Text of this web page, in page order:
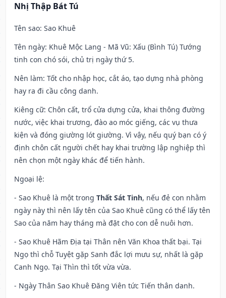
Nhị Thập Bát Tú
Tên sao: Sao Khuê
Tên ngày: Khuê Mộc Lang - Mã Vũ: Xấu (Bình Tú) Tướng
tinh con chó sói, chủ trị ngày thứ 5.
Nên làm: Tốt cho nhập học, cắt áo, tạo dựng nhà phòng
hay ra đi cầu công danh.
Kiêng cữ: Chôn cất, trổ cửa dựng cửa, khai thông đường
nước, việc khai trương, đào ao móc giếng, các vụ thưa
kiện và đóng giường lót giường. Vì vậy, nếu quý bạn có ý
định chôn cất người chết hay khai trường lập nghiệp thì
nên chọn một ngày khác để tiến hành.
Ngoại lệ:
- Sao Khuê là một trong Thất Sát Tinh, nếu đẻ con nhằm
ngày này thì nên lấy tên của Sao Khuê cũng có thể lấy tên
Sao của năm hay tháng mà đặt cho con dễ nuôi hơn.
- Sao Khuê Hãm Địa tại Thân nên Văn Khoa thất bại. Tại
Ngọ thì chỗ Tuyệt gặp Sanh đắc lợi mưu sự, nhất là gặp
Canh Ngọ. Tại Thìn thì tốt vừa vừa.
- Ngày Thân Sao Khuê Đăng Viên tức Tiến thân danh.